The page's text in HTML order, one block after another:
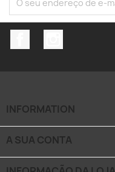
INFORMATION
A SUA CONTA